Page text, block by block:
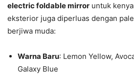
electric foldable mirror untuk
eksterior juga diperluas dengan
berjiwa muda:
Warna Baru: Lemon Yellow,
Galaxy Blue